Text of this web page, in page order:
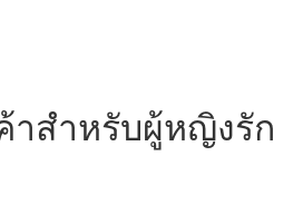
สำหรับผู้หญิงรัก